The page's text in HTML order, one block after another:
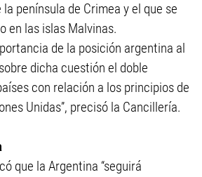
península de Crimea y el que se
en las islas Malvinas.
de la posición argentina al
dicha cuestión el doble
con relación a los principios de
Unidas”, precisó la Cancillería.
que la Argentina “seguirá